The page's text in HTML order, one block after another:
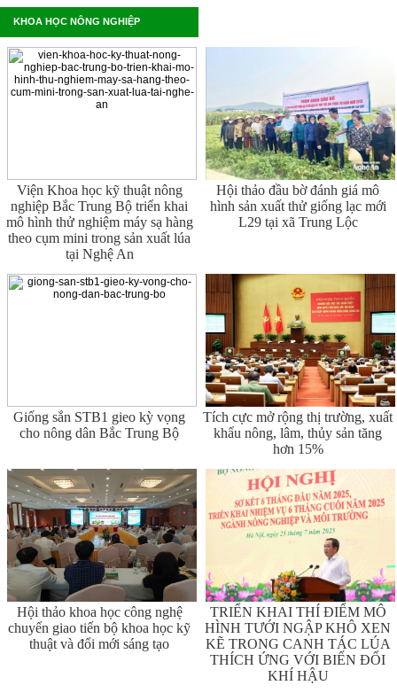
KHOA HỌC NÔNG NGHIỆP
Viện Khoa học kỹ thuật nông
nghiệp Bắc Trung Bộ triển khai
mô hình thử nghiệm máy sạ hàng
theo cụm mini trong sản xuất lúa
tại Nghệ An
Hội thảo đầu bờ đánh giá mô
hình sản xuất thử giống lạc mới
L29 tại xã Trung Lộc
Giống sắn STB1 gieo kỳ vọng
cho nông dân Bắc Trung Bộ
Tích cực mở rộng thị trường, xuất
khẩu nông, lâm, thủy sản tăng
hơn 15%
Hội thảo khoa học công nghệ
chuyển giao tiến bộ khoa học kỹ
thuật và đổi mới sáng tạo
TRIỂN KHAI THÍ ĐIỂM MÔ
HÌNH TƯỚI NGẬP KHÔ XEN
KẼ TRONG CANH TÁC LÚA
THÍCH ỨNG VỚI BIẾN ĐỔI
KHÍ HẬU